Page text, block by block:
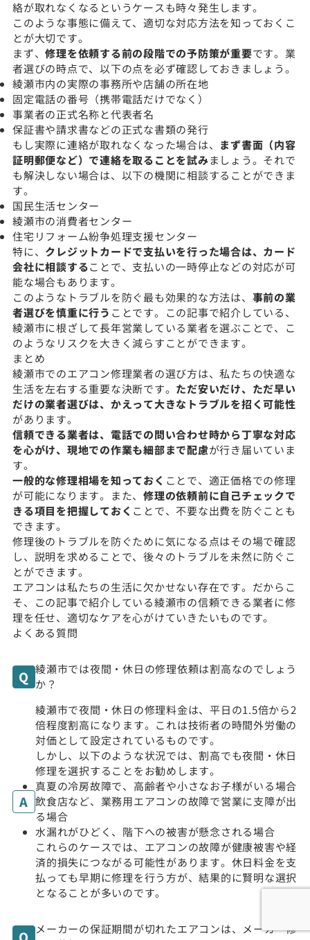
絡が取れなくなるというケースも時々発生します。
このような事態に備えて、適切な対応方法を知っておくこ
とが大切です。
まず、修理を依頼する前の段階での予防策が重要です。業
者選びの時点で、以下の点を必ず確認しておきましょう。
綾瀬市内の実際の事務所や店舗の所在地
固定電話の番号（携帯電話だけでなく）
事業者の正式名称と代表者名
保証書や請求書などの正式な書類の発行
もし実際に連絡が取れなくなった場合は、 まず書面（内容
証明郵便など）で連絡を取ることを試みましょう。それで
も解決しない場合は、以下の機関に相談することができま
す。
国民生活センター
綾瀬市の消費者センター
住宅リフォーム紛争処理支援センター
特に、 クレジットカードで支払いを行った場合は、カード
会社に相談することで、支払いの一時停止などの対応が可
能な場合もあります。
このようなトラブルを防ぐ最も効果的な方法は、 事前の業
者選びを慎重に行う ことです。この記事で紹介している、
綾瀬市に根ざして長年営業している業者を選ぶことで、こ
のようなリスクを大きく減らすことができます。
まとめ
綾瀬市でのエアコン修理業者の選び方は、私たちの快適な
生活を左右する重要な決断です。 ただ安いだけ、ただ早い
だけの業者選びは、かえって大きなトラブルを招く可能性
があります。
信頼できる業者は、電話での問い合わせ時から丁寧な対応
を心がけ、現地での作業も細部まで配慮が行き届いていま
す。
一般的な修理相場を知っておく ことで、適正価格での修理
が可能になります。また、 修理の依頼前に自己チェックで
きる項目を把握しておく ことで、不要な出費を防ぐことも
できます。
修理後のトラブルを防ぐために気になる点はその場で確認
し、説明を求めることで、後々のトラブルを未然に防ぐこ
とができます。
エアコンは私たちの生活に欠かせない存在です。だからこ
そ、この記事で紹介している綾瀬市の信頼できる業者に修
理を任せ、適切なケアを心がけていきたいものです。
よくある質問
綾瀬市では夜間・休日の修理依頼は割高なのでしょう
か？
綾瀬市で夜間・休日の修理料金は、平日の1.5倍から2
倍程度割高になります。これは技術者の時間外労働の
対価として設定されているものです。
しかし、以下のような状況では、割高でも夜間・休日
修理を選択することをお勧めします。
真夏の冷房故障で、高齢者や小さなお子様がいる場合
飲食店など、業務用エアコンの故障で営業に支障が出
る場合
水漏れがひどく、階下への被害が懸念される場合
これらのケースでは、エアコンの故障が健康被害や経
済的損失につながる可能性があります。休日料金を支
払っても早期に修理を行う方が、結果的に賢明な選択
となることが多いのです。
メーカーの保証期間が切れたエアコンは、メーカー修